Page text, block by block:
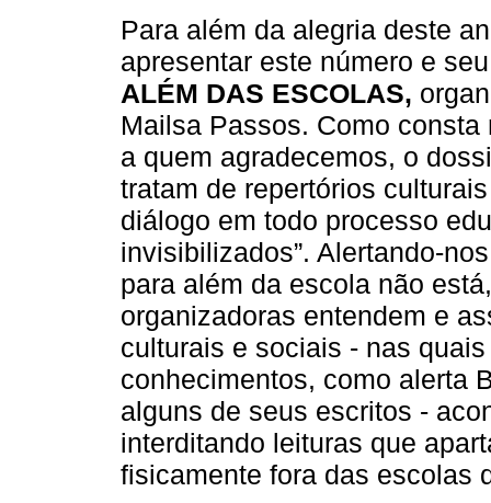
Para além da alegria deste
apresentar este número e
ALÉM DAS ESCOLAS,
Mailsa Passos. Como
a quem agradecemos, o
tratam de repertórios
diálogo em todo processo
invisibilizados”. Alertando-
para além da escola não
organizadoras entendem e
culturais e sociais - nas
conhecimentos, como alerta
alguns de seus escritos -
interditando leituras que
fisicamente fora das escolas